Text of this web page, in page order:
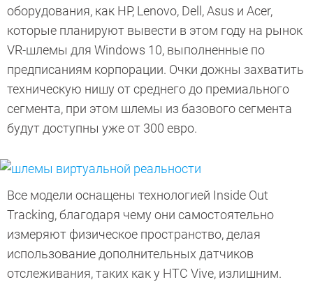
оборудования, как HP, Lenovo, Dell, Asus и Acer,
которые планируют вывести в этом году на рынок
VR-шлемы для Windows 10, выполненные по
предписаниям корпорации. Очки дожны захватить
техническую нишу от среднего до премиального
сегмента, при этом шлемы из базового сегмента
будут доступны уже от 300 евро.
Все модели оснащены технологией Inside Out
Tracking, благодаря чему они самостоятельно
измеряют физическое пространство, делая
использование дополнительных датчиков
отслеживания, таких как у HTC Vive, излишним.